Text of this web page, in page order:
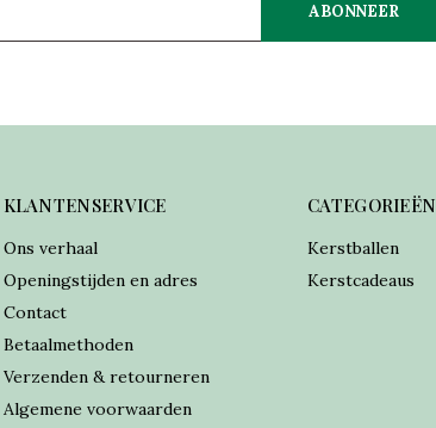
ABONNEER
KLANTENSERVICE
Ons verhaal
Openingstijden en adres
Contact
Betaalmethoden
Verzenden & retourneren
Algemene voorwaarden
CATEGORIEËN
Kerstballen
Kerstcadeaus